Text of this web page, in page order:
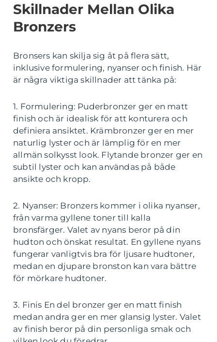
Skillnader Mellan Olika
Bronzers
Bronsers kan skilja sig åt på flera sätt,
inklusive formulering, nyanser och finish. Här
är några viktiga skillnader att tänka på:
1. Formulering: Puderbronzer ger en matt
finish och är idealisk för att konturera och
definiera ansiktet. Krämbronzer ger en mer
naturlig lyster och är lämplig för en mer
allmän solkysst look. Flytande bronzer ger en
subtil lyster och kan användas på både
ansikte och kropp.
2. Nyanser: Bronzers kommer i olika nyanser,
från varma gyllene toner till kalla
bronsfärger. Valet av nyans beror på din
hudton och önskat resultat. En gyllene nyans
fungerar vanligtvis bra för ljusare hudtoner,
medan en djupare bronston kan vara bättre
för mörkare hudtoner.
3. Finis En del bronzer ger en matt finish
medan andra ger en mer glansig lyster. Valet
av finish beror på din personliga smak och